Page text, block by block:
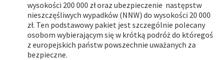
wysokości 200 000 zł oraz ubezpieczenie następstw
nieszczęśliwych wypadków (NNW) do wysokości 20 000
zł. Ten podstawowy pakiet jest szczególnie polecany
osobom wybierającym się w krótką podróż do któregoś
z europejskich państw powszechnie uważanych za
bezpieczne.